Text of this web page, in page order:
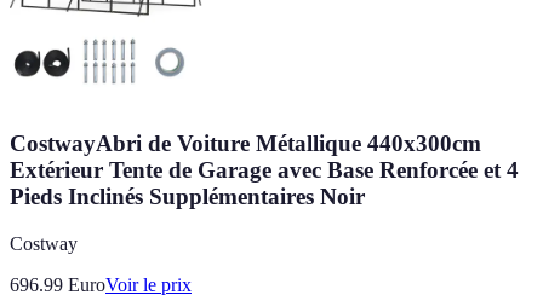
CostwayAbri de Voiture Métallique 440x300cm
Extérieur Tente de Garage avec Base Renforcée et 4
Pieds Inclinés Supplémentaires Noir
Costway
696.99 EuroVoir le prix